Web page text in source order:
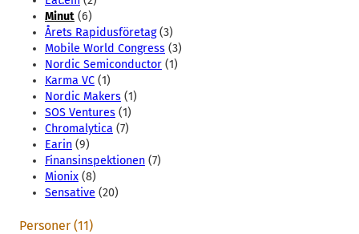
Minut (6)
Årets Rapidusföretag(3)
Mobile World Congress (3)
Nordic Semiconductor (1)
Karma VC (1)
Nordic Makers (1)
SOS Ventures (1)
Chromalytica (7)
Earin (9)
Finansinspektionen (7)
Mionix (8)
Sensative (20)
Personer (11)